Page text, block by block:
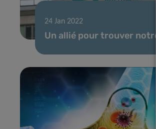
24 Jan 2022
Un allié pour trouver